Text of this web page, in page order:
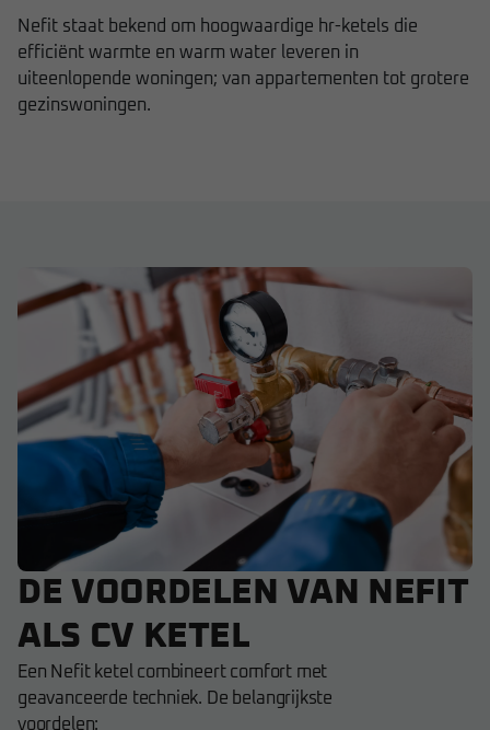
Nefit staat bekend om hoogwaardige hr-ketels die
efficiënt warmte en warm water leveren in
uiteenlopende woningen; van appartementen tot grotere
gezinswoningen.
DE VOORDELEN VAN NEFIT
ALS CV KETEL
Een Nefit ketel combineert comfort met
geavanceerde techniek. De belangrijkste
voordelen: